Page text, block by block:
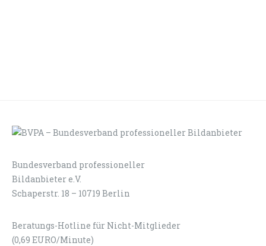
Bundesverband professioneller
Bildanbieter e.V.
Schaperstr. 18 – 10719 Berlin
Beratungs-Hotline für Nicht-Mitglieder
(0,69 EURO/Minute)